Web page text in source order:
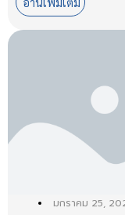
มกราคม 25,